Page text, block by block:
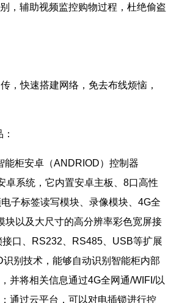
，辅助视频监控购物过程，杜绝偷盗
快速搭建网络，免去布线烦恼，
能柜安卓（ANDRIOD）控制器
卓系统，它内置安卓主板、8口高性
子标签读写模块、录像模块、4G全
块以及大尺寸的高分辨率彩色宽屏接
口、RS232、RS485、USB等扩展
别技术，能够自动识别智能柜内部
并将相关信息通过4G全网通/WIFI/以
通过云平台，可以对电插锁进行控